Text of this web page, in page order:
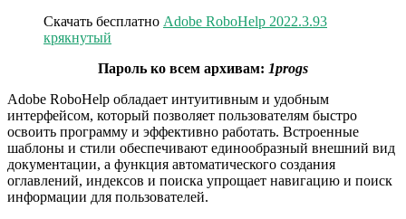
Скачать бесплатно Adobe RoboHelp 2022.3.93
крякнутый
Пароль ко всем архивам: 1progs
Adobe RoboHelp обладает интуитивным и удобным
интерфейсом, который позволяет пользователям быстро
освоить программу и эффективно работать. Встроенные
шаблоны и стили обеспечивают единообразный внешний вид
документации, а функция автоматического создания
оглавлений, индексов и поиска упрощает навигацию и поиск
информации для пользователей.